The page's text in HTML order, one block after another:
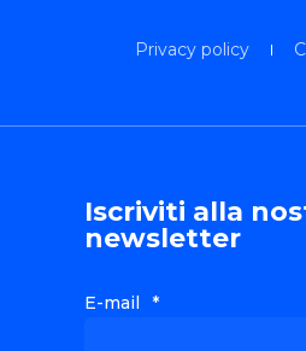
Privacy policy
Iscriviti alla
newsletter
E-mail *